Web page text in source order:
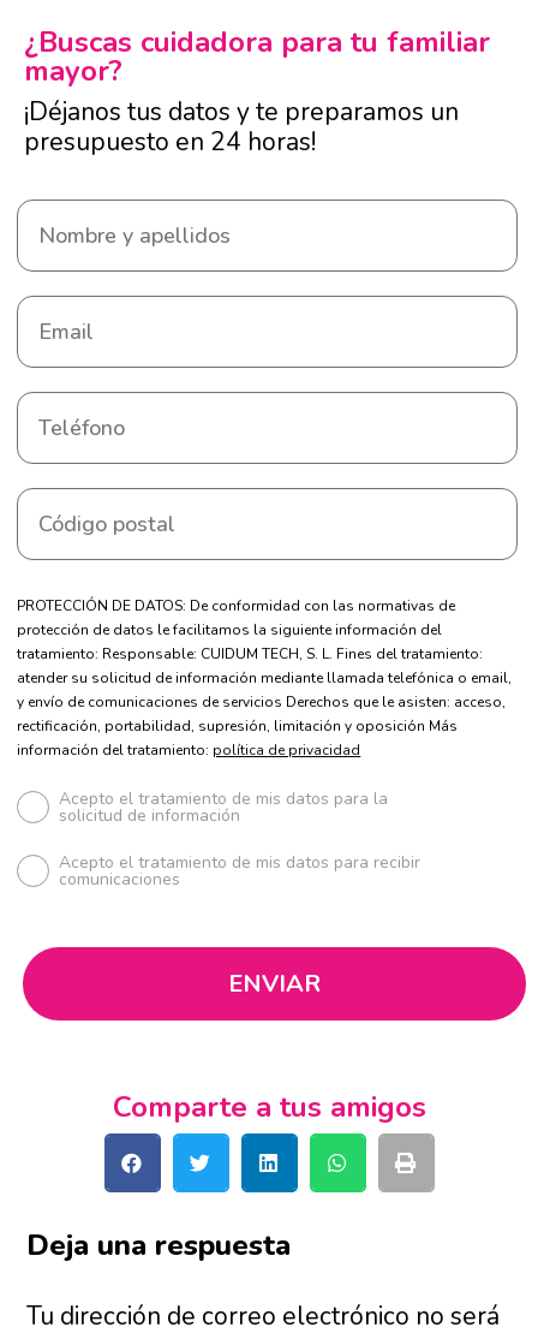
¿Buscas cuidadora para tu familiar
mayor?
¡Déjanos tus datos y te preparamos un
presupuesto en 24 horas!
PROTECCIÓN DE DATOS: De conformidad con las normativas de
protección de datos le facilitamos la siguiente información del
tratamiento: Responsable: CUIDUM TECH, S. L. Fines del tratamiento:
atender su solicitud de información mediante llamada telefónica o email,
y envío de comunicaciones de servicios Derechos que le asisten: acceso,
rectificación, portabilidad, supresión, limitación y oposición Más
información del tratamiento: política de privacidad
Acepto el tratamiento de mis datos para la
solicitud de información
Acepto el tratamiento de mis datos para recibir
comunicaciones
Comparte a tus amigos
Deja una respuesta
Tu dirección de correo electrónico no será